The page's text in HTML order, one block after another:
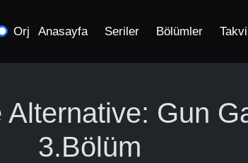
Orj Anasayfa Seriler Bölümler
Gun
3.Bölüm